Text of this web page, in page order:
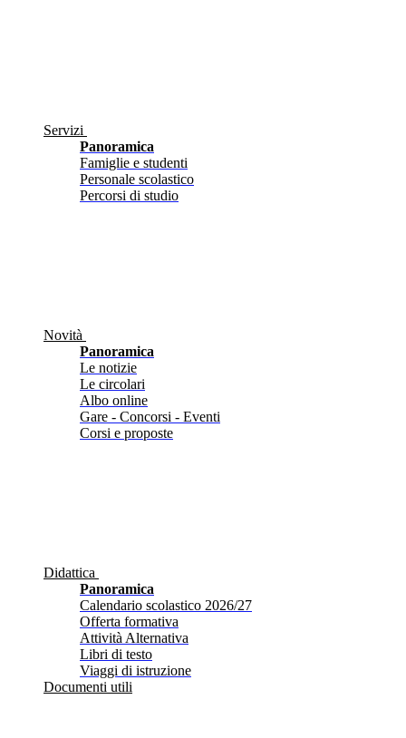
Servizi
Panoramica
Famiglie e studenti
Personale scolastico
Percorsi di studio
Novità
Panoramica
Le notizie
Le circolari
Albo online
Gare - Concorsi - Eventi
Corsi e proposte
Didattica
Panoramica
Calendario scolastico 2026/27
Offerta formativa
Attività Alternativa
Libri di testo
Viaggi di istruzione
Documenti utili